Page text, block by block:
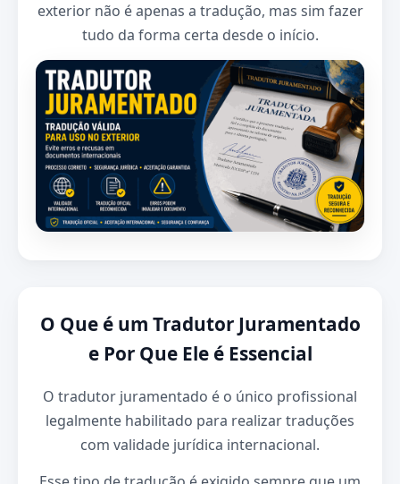
exterior não é apenas a tradução, mas sim fazer
tudo da forma certa desde o início.
O Que é um Tradutor Juramentado
e Por Que Ele é Essencial
O tradutor juramentado é o único profissional
legalmente habilitado para realizar traduções
com validade jurídica internacional.